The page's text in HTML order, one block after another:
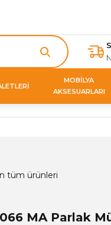
MOBİLYA
AKSESUARLARI
tüm ürünleri
MA Parlak